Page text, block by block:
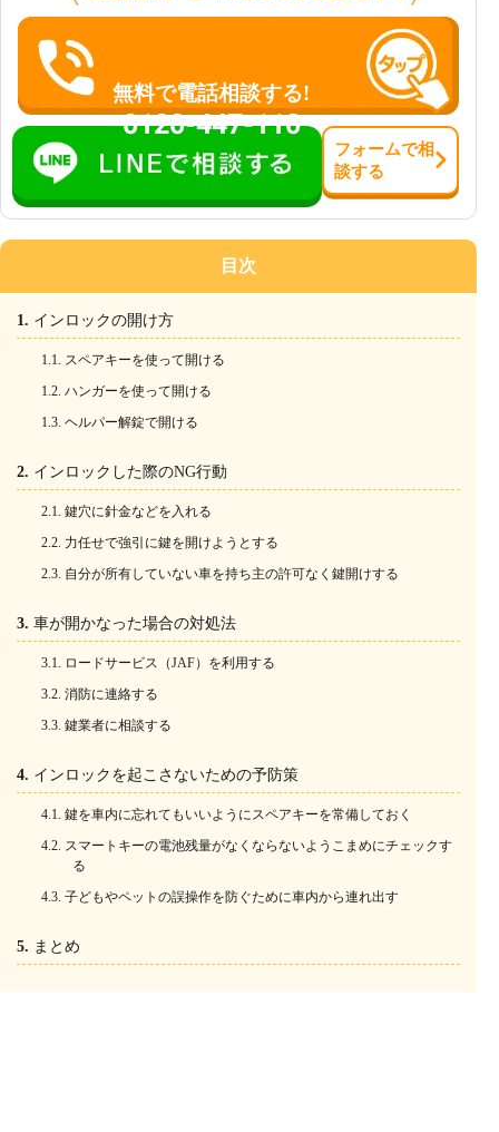
無料で電話相談する!
0120-447-110
フォームで相
談する
目次
インロックの開け方
スペアキーを使って開ける
ハンガーを使って開ける
ヘルパー解錠で開ける
インロックした際のNG行動
鍵穴に針金などを入れる
力任せで強引に鍵を開けようとする
自分が所有していない車を持ち主の許可なく鍵開けする
車が開かなった場合の対処法
ロードサービス（JAF）を利用する
消防に連絡する
鍵業者に相談する
インロックを起こさないための予防策
鍵を車内に忘れてもいいようにスペアキーを常備しておく
スマートキーの電池残量がなくならないようこまめにチェックす
る
子どもやペットの誤操作を防ぐために車内から連れ出す
まとめ